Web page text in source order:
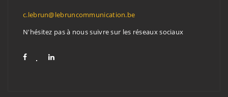
c.lebrun@lebruncommunication.be
N'hésitez pas à nous suivre sur les réseaux sociaux